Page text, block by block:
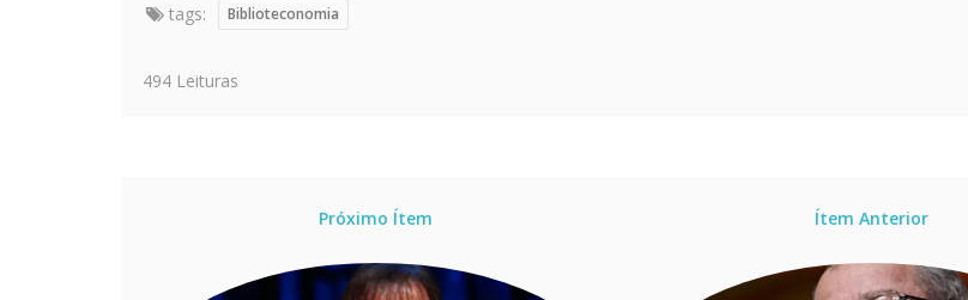
tags: Biblioteconomia
494 Leituras
Próximo Ítem Ítem Anterior